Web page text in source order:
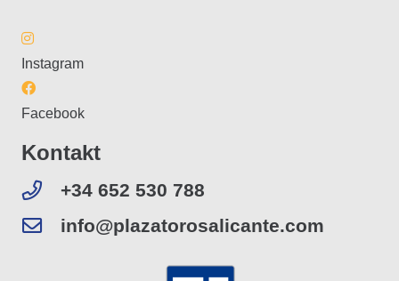
Instagram
Facebook
Kontakt
+34 652 530 788
info@plazatorosalicante.com